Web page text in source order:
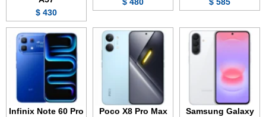
585 $
480 $
430 $
Samsung Galaxy
Poco X8 Pro Max
Infinix Note 60 Pro